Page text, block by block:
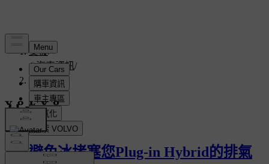
支援/
汽車資訊/
外部
外部
避免冰堵塞您Plug-in Hybrid的排氣